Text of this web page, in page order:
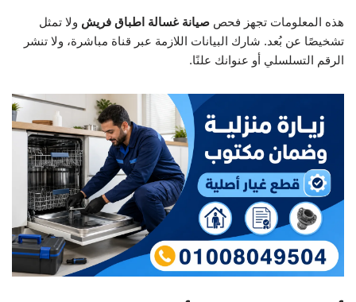
هذه المعلومات تجهز فحص صيانة غسالة اطباق فريش ولا تمثل
تشخيصًا عن بُعد. شارك البيانات اللازمة عبر قناة مباشرة، ولا تنشر
الرقم التسلسلي أو عنوانك علنًا.